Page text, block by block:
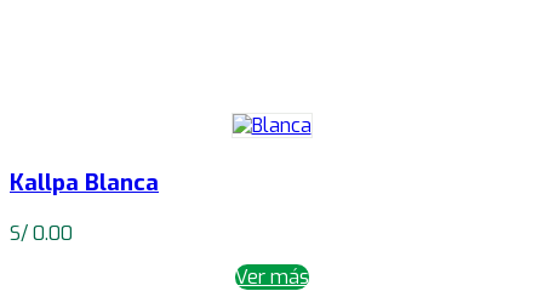
Kallpa Blanca
S/0.00
Ver más